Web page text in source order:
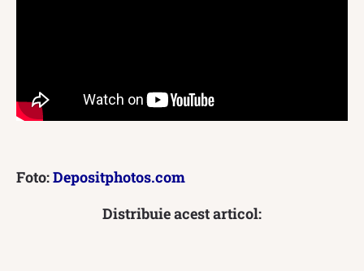
Foto:Depositphotos.com
Distribuie acest articol: